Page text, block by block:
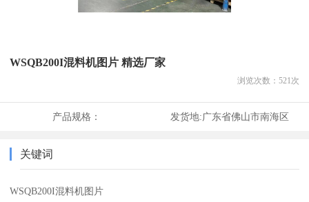
WSQB200I混料机图片 精选厂家
浏览次数： 521次
产品规格： 发货地:广东省佛山市南海区
关键词
WSQB200I混料机图片